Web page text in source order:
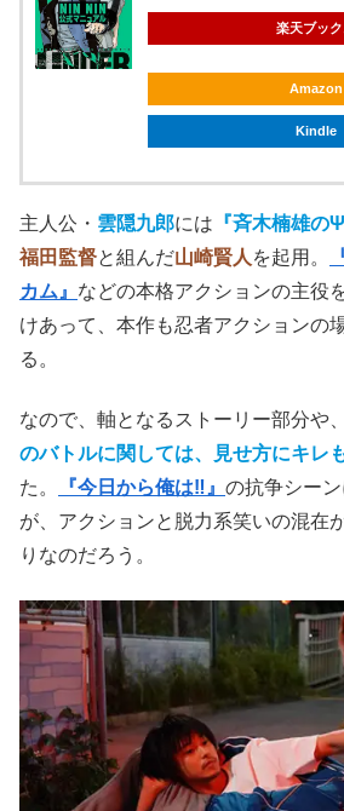
楽天ブック
Amazon
Kindle
主人公・ 雲隠九郎には 『斉木楠雄のΨ
福田監督と組んだ山崎賢人 を起用。
カム』 などの本格アクションの主役
けあって、本作も忍者アクションの
る。
なので、軸となるストーリー部分や、
のバトルに関しては、見せ方にキレ
た。
『今日から俺は‼』 の抗争シー
が、アクションと脱力系笑いの混在が
りなのだろう。